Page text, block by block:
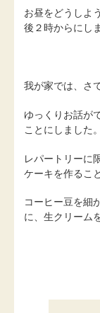
お昼をどうしよ
後２時からにし
我が家では、さ
ゆっくりお話が
ことにしました。
レパートリーに
ケーキを作るこ
コーヒー豆を細
に、生クリーム